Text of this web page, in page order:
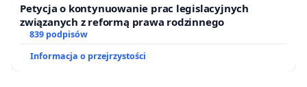
Petycja o kontynuowanie prac legislacyjnych
związanych z reformą prawa rodzinnego
839 podpisów
Informacja o przejrzystości